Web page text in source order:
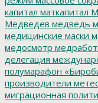
капитал маткапитал
Медведев медведь
медицинские маски
медосмотр
делегация
полумарафон
производители
миграционная